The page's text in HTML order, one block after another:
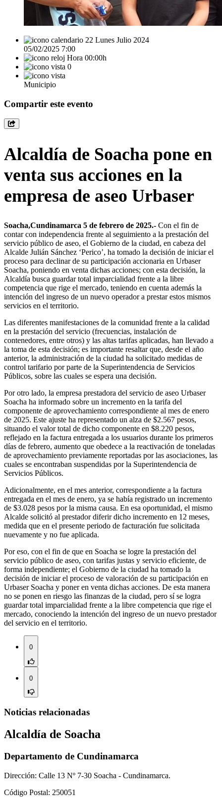
22 Lunes Julio 2024
05/02/2025 7:00
Hora 00:00h
0
Municipio
Compartir este evento
Alcaldía de Soacha pone en
venta sus acciones en la
empresa de aseo Urbaser
Soacha,Cundinamarca 5 de febrero de 2025.- Con el fin de
contar con independencia frente al seguimiento a la prestación del
servicio público de aseo, el Gobierno de la ciudad, en cabeza del
Alcalde Julián Sánchez ‘Perico’, ha tomado la decisión de iniciar el
proceso para declinar de su participación accionaria en Urbaser
Soacha, poniendo en venta dichas acciones; con esta decisión, la
Alcaldía busca guardar total imparcialidad frente a la libre
competencia que rige el mercado, teniendo en cuenta además la
intención del ingreso de un nuevo operador a prestar estos mismos
servicios en el territorio.
Las diferentes manifestaciones de la comunidad frente a la calidad
en la prestación del servicio (frecuencias, instalación de
contenedores, entre otros) y las altas tarifas aplicadas, han llevado a
la toma de esta decisión; es importante resaltar que, desde el año
anterior, la administración de la ciudad ha solicitado medidas de
control tarifario por parte de la Superintendencia de Servicios
Públicos, sobre las cuales se espera una decisión.
Por otro lado, la empresa prestadora del servicio de aseo Urbaser
Soacha ha informado sobre un incremento en la tarifa del
componente de aprovechamiento correspondiente al mes de enero
de 2025. Este ajuste ha representado un alza de $2.567 pesos,
situando el valor total de dicho componente en $8.220 pesos,
reflejado en la factura entregada a los usuarios durante los primeros
días de febrero, aumento que obedece a la reactivación de toneladas
de aprovechamiento previamente reportadas por las asociaciones, las
cuales se encontraban suspendidas por la Superintendencia de
Servicios Públicos.
Adicionalmente, en el mes anterior, correspondiente a la factura
entregada en el mes de enero, ya se había registrado un incremento
de $3.028 pesos por la misma causa. En esa oportunidad, el mismo
Alcalde solicitó al prestador diferir dicho incremento en 12 meses,
medida que en el presente periodo de facturación fue solicitada
nuevamente y no fue aplicada.
Por eso, con el fin de que en Soacha se logre la prestación del
servicio público de aseo, con tarifas justas y servicio eficiente, de
forma independiente; el Gobierno de la ciudad ha tomado la
decisión de iniciar el proceso de valoración de su participación en
Urbaser Soacha y poner en venta dichas acciones. De esta manera
no se ponen en riesgo las finanzas de la ciudad, pero sí se logra
guardar total imparcialidad frente a la libre competencia que rige el
mercado, conociendo la intención del ingreso de un nuevo prestador
del servicio en el territorio.​​
0
0
Noticias relacionadas
Alcaldía de Soacha
Departamento de Cundinamarca
Dirección: Calle 13 Nº 7-30 Soacha - Cundinamarca.
Código Postal: 250051